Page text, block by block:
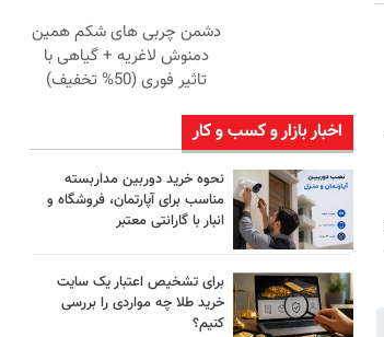
دشمن چربی های شکم همین
دمنوش لاغریه + گیاهی با
تاثیر فوری (50% تخفیف)
اخبار بازار و کسب و کار
نحوه خرید دوربین مداربسته
مناسب برای آپارتمان، فروشگاه و
انبار با گارانتی معتبر
برای تشخیص اعتبار یک سایت
خرید طلا چه مواردی را بررسی
کنیم؟